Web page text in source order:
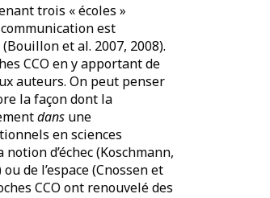
trois « écoles »
est
et al. 2007, 2008).
CCO en y apportant de
auteurs. On peut penser
la façon dont la
dans une
en sciences
d’échec (Koschmann,
de l’espace (Cnossen et
CCO ont renouvelé des